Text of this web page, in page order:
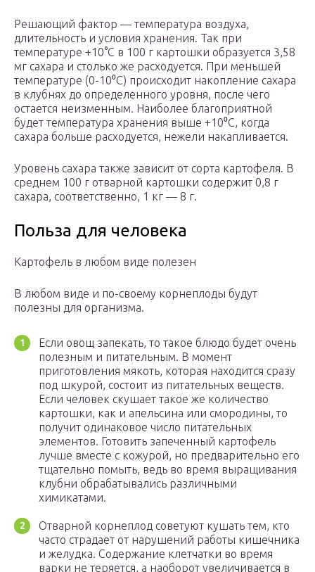
Решающий фактор — температура воздуха,
длительность и условия хранения. Так при
температуре +10°С в 100 г картошки образуется 3,58
мг сахара и столько же расходуется. При меньшей
температуре (0-10⁰С) происходит накопление сахара
в клубнях до определенного уровня, после чего
остается неизменным. Наиболее благоприятной
будет температура хранения выше +10⁰С, когда
сахара больше расходуется, нежели накапливается.
Уровень сахара также зависит от сорта картофеля. В
среднем 100 г отварной картошки содержит 0,8 г
сахара, соответственно, 1 кг — 8 г.
Польза для человека
Картофель в любом виде полезен
В любом виде и по-своему корнеплоды будут
полезны для организма.
Если овощ запекать, то такое блюдо будет очень
полезным и питательным. В момент
приготовления мякоть, которая находится сразу
под шкурой, состоит из питательных веществ.
Если человек скушает такое же количество
картошки, как и апельсина или смородины, то
получит одинаковое число питательных
элементов. Готовить запеченный картофель
лучше вместе с кожурой, но предварительно его
тщательно помыть, ведь во время выращивания
клубни обрабатывались различными
химикатами.
Отварной корнеплод советуют кушать тем, кто
часто страдает от нарушений работы кишечника
и желудка. Содержание клетчатки во время
варки не теряется, а наоборот увеличивается в